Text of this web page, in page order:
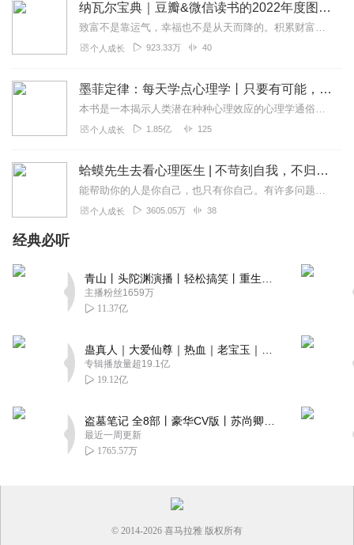
纳瓦尔宝典｜豆瓣&微信读书的2022年度图书|从白手起家到财务自由
致富不是靠运气，幸福也不是从天而降的。积累财富和幸福生活是我们可以学习的技能。这本书收集整理了硅谷投资人纳瓦尔在过去十年里通过推特、播客和采访等方式分享的人生智...
个人成长 923.33万 40
墨菲定律：每天学点心理学丨只要有可能，就一定会发生
本书是一本揭示人类潜在种种心理效应的心理学通俗读物，其中最有代表性的即“墨菲定律”。与此同时，从自我认知、经济管理等方面入手，作者引出了数十条对现代人工作和生活...
个人成长 1.85亿 125
蛤蟆先生去看心理医生 | 不苛刻自我，不归咎原生家庭，承担人生责任，学会真正独立丨心理学心理咨询入门读物
能帮助你的人是你自己，也只有你自己。有许多问题需要你向自己发问。比如你能停止自我批判吗？你能对自己好一些吗？也许最重要的问题是，你能开始爱自己吗？书中金句一个...
个人成长 3605.05万 38
经典必听
主播粉丝1659万
11.37亿
专辑播放量超19.1亿
19.12亿
最近一周更新
1765.57万
© 2014-2026 喜马拉雅 版权所有